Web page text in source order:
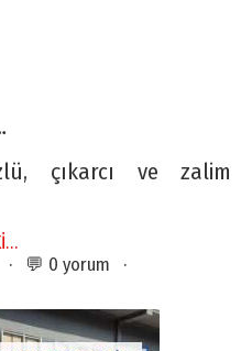
çıkarcı ve zalim
· 💬 0 yorum ·